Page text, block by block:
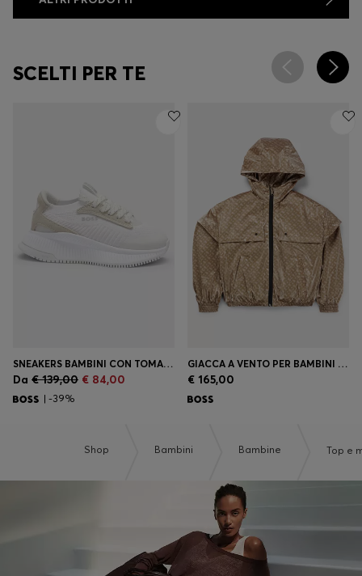
SCELTI PER TE
SNEAKERS BAMBINI CON TOMAIA IN MAGLIA E RIFINITURE IN PELLE SCAMOSCIATA
Da € 139,00 € 84,00
| -39%
GIACCA A VENTO PER BAMBINI CON CAPPUCCIO E MOTIVO CON MONOGRAMMI
€ 165,00
Shop Bambini Bambine Top e